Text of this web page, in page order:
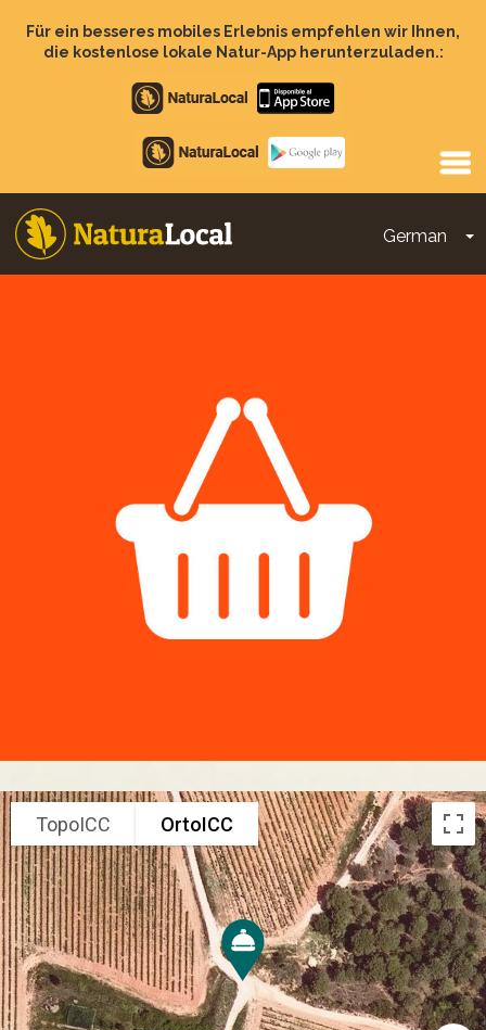
zumFür ein besseres mobiles Erlebnis empfehlen wir Ihnen,
die kostenlose lokale Natur-App herunterzuladen.:
Apple
store
Google
Play
German
Main
TopoICC OrtoICC